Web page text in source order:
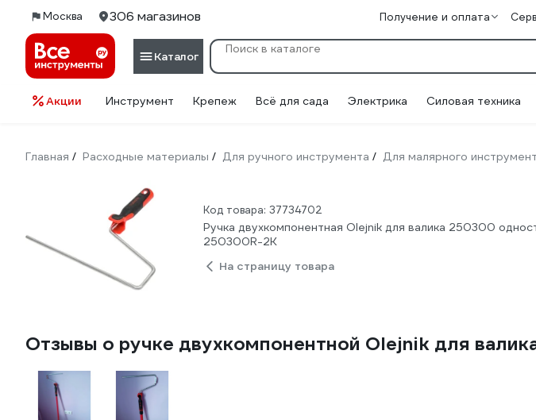
Москва 306 магазинов Получение и оплата
Каталог
Акции Инструмент Крепеж Всё для сада Электрика Силовая техника
Главная / Расходные материалы / Для ручного инструмента / Для малярного
Код товара: 37734702
Ручка двухкомпонентная Olejnik для валика 250300
250300R-2K
На страницу товара
Отзывы о ручке двухкомпонентной Olejnik для